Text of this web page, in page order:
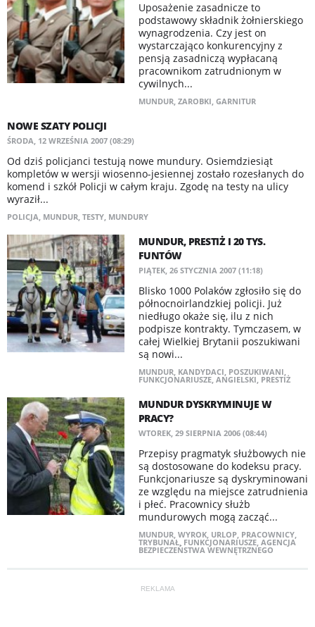
Uposażenie zasadnicze to
podstawowy składnik żołnierskiego
wynagrodzenia. Czy jest on
wystarczająco konkurencyjny z
pensją zasadniczą wypłacaną
pracownikom zatrudnionym w
cywilnych...
MUNDUR, ZAROBKI, GARNITUR
NOWE SZATY POLICJI
ŚRODA, 12 WRZEŚNIA 2007 (08:29)
Od dziś policjanci testują nowe mundury. Osiemdziesiąt
kompletów w wersji wiosenno-jesiennej zostało rozesłanych do
komend i szkół Policji w całym kraju. Zgodę na testy na ulicy
wyraził...
POLICJA, MUNDUR, TESTY, MUNDURY
MUNDUR, PRESTIŻ I 20 TYS.
FUNTÓW
PIĄTEK, 26 STYCZNIA 2007 (11:18)
Blisko 1000 Polaków zgłosiło się do
północnoirlandzkiej policji. Już
niedługo okaże się, ilu z nich
podpisze kontrakty. Tymczasem, w
całej Wielkiej Brytanii poszukiwani
są nowi...
MUNDUR, KANDYDACI, POSZUKIWANI,
FUNKCJONARIUSZE, ANGIELSKI, PRESTIŻ
MUNDUR DYSKRYMINUJE W
PRACY?
WTOREK, 29 SIERPNIA 2006 (08:44)
Przepisy pragmatyk służbowych nie
są dostosowane do kodeksu pracy.
Funkcjonariusze są dyskryminowani
ze względu na miejsce zatrudnienia
i płeć. Pracownicy służb
mundurowych mogą zacząć...
MUNDUR, WYROK, URLOP, PRACOWNICY,
TRYBUNAŁ, FUNKCJONARIUSZE, AGENCJA
BEZPIECZEŃSTWA WEWNĘTRZNEGO
REKLAMA